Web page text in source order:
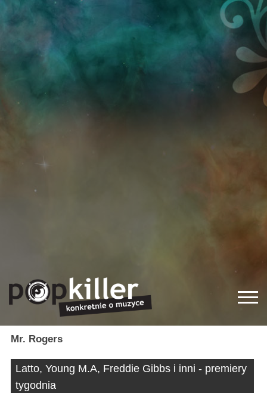
Mr. Rogers
Latto, Young M.A, Freddie Gibbs i inni - premiery
tygodnia